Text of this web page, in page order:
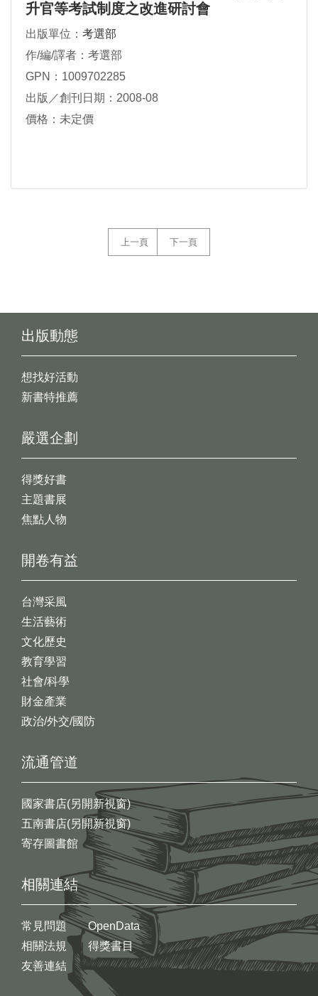
升官等考試制度之改進研討會
出版單位： 考選部
作/編/譯者：考選部
GPN：1009702285
出版／創刊日期：2008-08
價格：未定價
上一頁 下一頁
出版動態
想找好活動
新書特推薦
開卷有益
台灣采風
生活藝術
文化歷史
教育學習
社會/科學
財金產業
政治/外交/國防
嚴選企劃
得獎好書
主題書展
焦點人物
流通管道
國家書店(另開新視窗)
五南書店(另開新視窗)
寄存圖書館
相關連結
常見問題
相關法規
友善連結
OpenData
得獎書目